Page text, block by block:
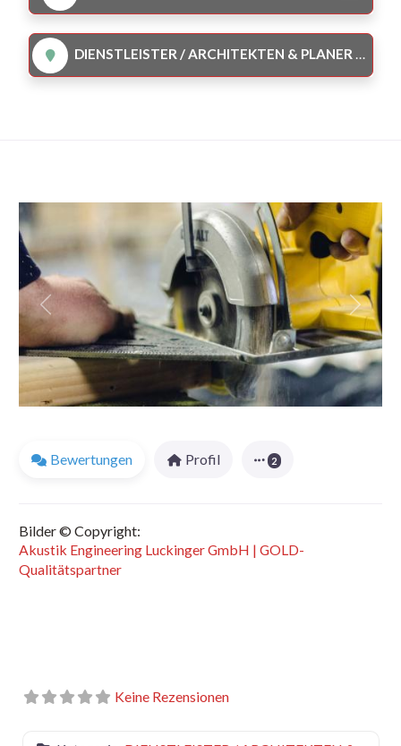
DIENSTLEISTER / ARCHITEKTEN & PLANER
Favorit
Vorheriges
Bewertungen Profil 2
Bilder © Copyright:
Akustik Engineering Luckinger GmbH | GOLD-
Qualitätspartner
Keine Rezensionen